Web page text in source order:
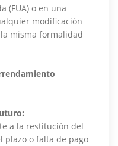
(FUA) o en una
modificación
misma formalidad
a la restitución del
plazo o falta de pago